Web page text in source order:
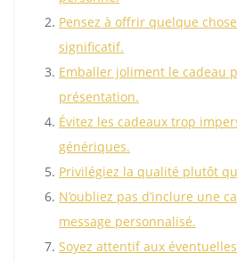
Pensez à offrir quelque
significatif.
Emballer joliment le cadeau
présentation.
Évitez les cadeaux trop
génériques.
Privilégiez la qualité plutôt
N’oubliez pas d’inclure une
message personnalisé.
Soyez attentif aux